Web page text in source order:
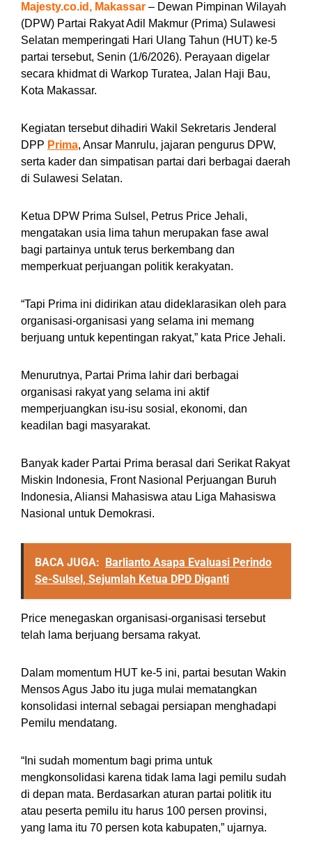
Majesty.co.id, Makassar – Dewan Pimpinan Wilayah
(DPW) Partai Rakyat Adil Makmur (Prima) Sulawesi
Selatan memperingati Hari Ulang Tahun (HUT) ke-5
partai tersebut, Senin (1/6/2026). Perayaan digelar
secara khidmat di Warkop Turatea, Jalan Haji Bau,
Kota Makassar.
Kegiatan tersebut dihadiri Wakil Sekretaris Jenderal
DPP Prima, Ansar Manrulu, jajaran pengurus DPW,
serta kader dan simpatisan partai dari berbagai daerah
di Sulawesi Selatan.
Ketua DPW Prima Sulsel, Petrus Price Jehali,
mengatakan usia lima tahun merupakan fase awal
bagi partainya untuk terus berkembang dan
memperkuat perjuangan politik kerakyatan.
“Tapi Prima ini didirikan atau dideklarasikan oleh para
organisasi-organisasi yang selama ini memang
berjuang untuk kepentingan rakyat,” kata Price Jehali.
Menurutnya, Partai Prima lahir dari berbagai
organisasi rakyat yang selama ini aktif
memperjuangkan isu-isu sosial, ekonomi, dan
keadilan bagi masyarakat.
Banyak kader Partai Prima berasal dari Serikat Rakyat
Miskin Indonesia, Front Nasional Perjuangan Buruh
Indonesia, Aliansi Mahasiswa atau Liga Mahasiswa
Nasional untuk Demokrasi.
BACA JUGA: Barlianto Asapa Evaluasi Perindo
Se-Sulsel, Sejumlah Ketua DPD Diganti
Price menegaskan organisasi-organisasi tersebut
telah lama berjuang bersama rakyat.
Dalam momentum HUT ke-5 ini, partai besutan Wakin
Mensos Agus Jabo itu juga mulai mematangkan
konsolidasi internal sebagai persiapan menghadapi
Pemilu mendatang.
“Ini sudah momentum bagi prima untuk
mengkonsolidasi karena tidak lama lagi pemilu sudah
di depan mata. Berdasarkan aturan partai politik itu
atau peserta pemilu itu harus 100 persen provinsi,
yang lama itu 70 persen kota kabupaten,” ujarnya.